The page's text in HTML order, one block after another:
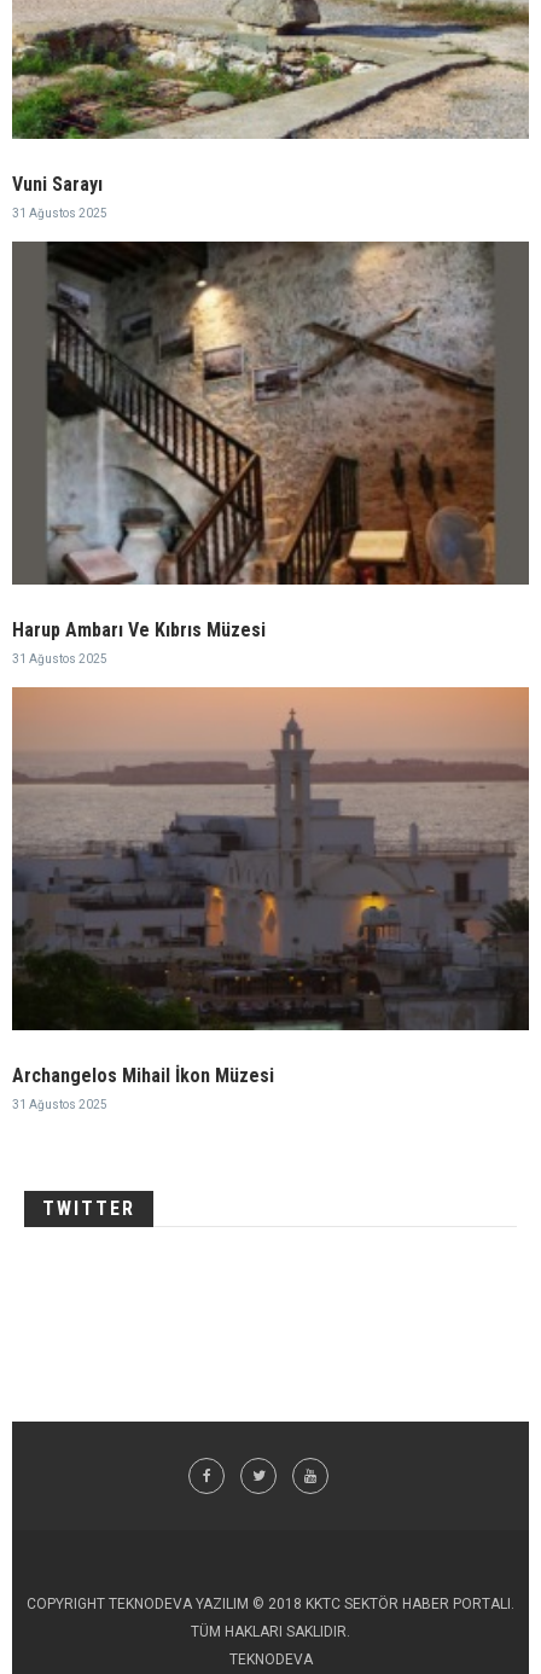
Vuni Sarayı
31 Ağustos 2025
Harup Ambarı Ve Kıbrıs Müzesi
31 Ağustos 2025
Archangelos Mihail İkon Müzesi
31 Ağustos 2025
TWITTER
COPYRIGHT TEKNODEVA YAZILIM © 2018 KKTC SEKTÖR HABER PORTALI.
TÜM HAKLARI SAKLIDIR.
TEKNODEVA